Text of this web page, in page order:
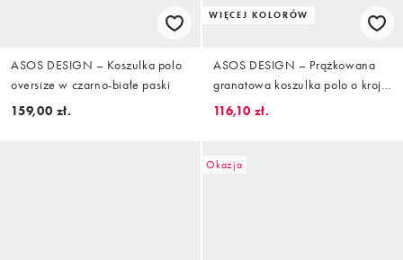
ASOS DESIGN – Koszulka polo
oversize w czarno-białe paski
159,00 zł.
WIĘCEJ KOLORÓW
ASOS DESIGN – Prążkowana
granatowa koszulka polo o kroju
podkreślającym sylwetkę z
116,10 zł.
Okazja